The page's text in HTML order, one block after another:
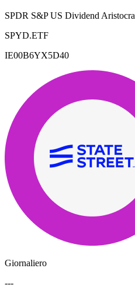
SPDR S&P US Dividend Aristocra
SPYD.ETF
IE00B6YX5D40
Giornaliero
---